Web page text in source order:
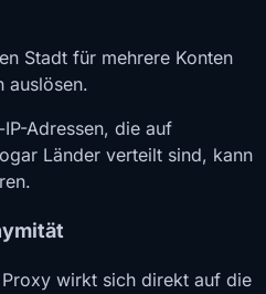
Stadt für mehrere Konten
auslösen.
Adressen, die auf
Länder verteilt sind, kann
wirkt sich direkt auf die